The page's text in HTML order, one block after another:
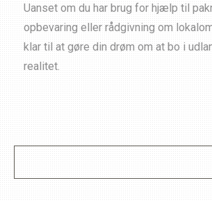
Uanset om du har brug for hjælp til
opbevaring eller rådgivning om
klar til at gøre din drøm om at bo i
realitet.